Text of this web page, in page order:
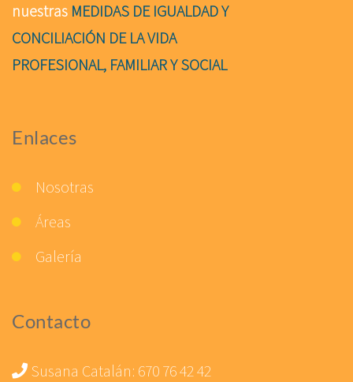
nuestras MEDIDAS DE IGUALDAD Y
CONCILIACIÓN DE LA VIDA
PROFESIONAL, FAMILIAR Y SOCIAL
Enlaces
Nosotras
Áreas
Galería
Contacto
Susana Catalán: 670 76 42 42